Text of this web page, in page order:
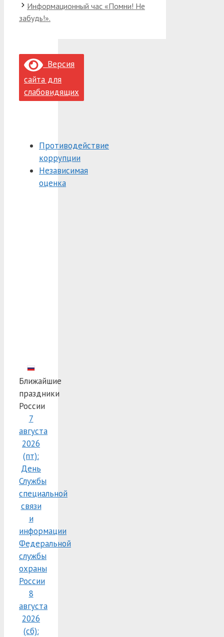
Информационный час «Помни! Не
забудь!».
Версия
сайта для
слабовидящих
Противодействие
коррупции
Независимая
оценка
Ближайшие
праздники
России
7
августа
2026
(пт):
День
Службы
специальной
связи
и
информации
Федеральной
службы
охраны
России
8
августа
2026
(сб):